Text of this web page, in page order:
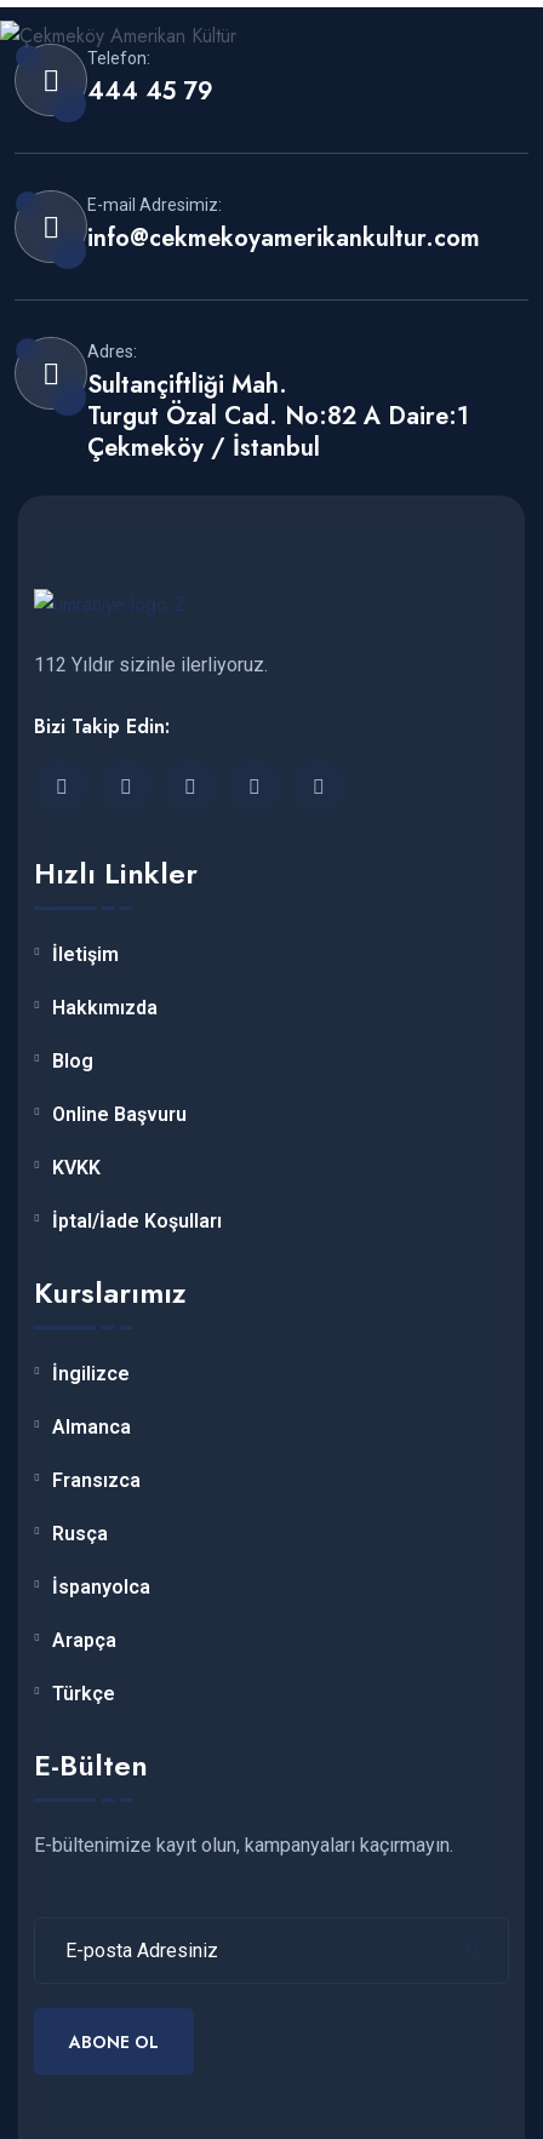
Telefon:
444 45 79
E-mail Adresimiz:
info@cekmekoyamerikankultur.com
Adres:
Sultançiftliği Mah.
Turgut Özal Cad. No:82 A Daire:1
Çekmeköy / İstanbul
112 Yıldır sizinle ilerliyoruz.
Bizi Takip Edin:
Hızlı Linkler
İletişim
Hakkımızda
Blog
Online Başvuru
KVKK
İptal/İade Koşulları
Kurslarımız
İngilizce
Almanca
Fransızca
Rusça
İspanyolca
Arapça
Türkçe
E-Bülten
E-bültenimize kayıt olun, kampanyaları kaçırmayın.
ABONE OL